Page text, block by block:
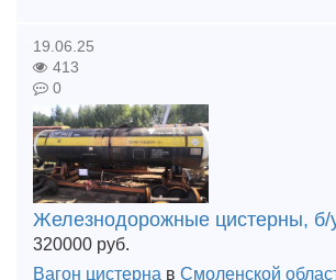
19.06.25
413
0
Железнодорожные цистерны, б/
320000 руб.
Вагон цистерна в Смоленской